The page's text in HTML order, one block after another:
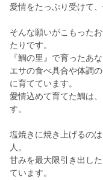
愛情をたっぷり受けて
そんな願いがこもった
たりです。
『鯛の里』で育ったあ
エサの食べ具合や体調
に育てています。
愛情込めて育てた鯛は
す。
塩焼きに焼き上げるの
人。
甘みを最大限引き出し
ています。